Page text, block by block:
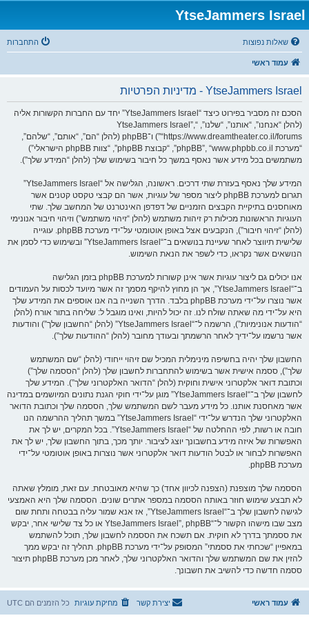
YtseJammers Israel
שאלות נפוצות התחברות
עמוד ראשי
YtseJammers Israel - מדיניות הפרטיות
הסכם זה מסביר בפירוט כיצד “YtseJammers Israel” יחד עם החברות הקשורות אליה
(להלן “אנחנו”, “אותנו”, “שלנו”, “YtseJammers Israel”,
“https://www.dreamtheater.co.il/forums”) ו־phpBB (להלן “הם”, “אותם”, “שלהם”,
“מערכת phpBB”, “www.phpbb.co.il”, “קבוצת phpBB”, “צוות phpBB הישראלי”)
משתמשים בכל מידע אשר נאסף במשך כל חיבור בשימוש שלך (להלן “המידע שלך”).
המידע שלך נאסף בעזרת שתי דרכים. ראשונה, הגלישה אל “YtseJammers Israel”
תגרום למערכת phpBB ליצור מספר של עוגיות, אשר הם קבצי טקסט קטנים אשר
מאוחסנים בתיקיית הקבצים הזמניים של דפדפן האינטרנט של המחשב שלך. שתי
העוגיות הראשונות מכילות רק זיהות משתמש (להלן “זיהוי משתמש”) וזיהוי חיבור אנונימי
(להלן “זיהוי חיבור”), הנקבעים אצל באופן אוטומטי על־ידי מערכת phpBB. עוגייה
שלישית תיווצר לאחר שעיינת בנושאים ב־“YtseJammers Israel” ובשימוש כדי לסמן את
הנושאים אשר נקראו, כדי לשפר את הנאת השימוש.
אנו יכולים גם ליצור עוגיות אשר אינן קשורות למערכת phpBB בזמן הגלישה
ב־“YtseJammers Israel”, אך הן מחוץ להיקף מסמך זה אשר מיועד לכסות על העמודים
אשר נוצרו על־ידי מערכת phpBB בלבד. הדרך השנייה בה אנו אוספים את המידע שלך
היא על־ידי מה שאתה שולח לנו. זה יכול להיות, ואינו מוגבל ל: שליחה בתור אורח (להלן
“הודעות אנונימיות”), הרשמה ל־“YtseJammers Israel” (להלן “החשבון שלך”) והודעות
אשר נרשמו על־ידיך לאחר הרשמתך ובעודך מחובר (להלן “ההודעות שלך”).
החשבון שלך יהיה בחשיפה מינימלית המכיל שם זיהוי ייחודי (להלן “שם המשתמש
שלך”), ססמה אישית אשר בשימוש להתחברות לחשבון שלך (להלן “הססמה שלך”)
וכתובת דואר אלקטרוני אישית וחוקית (להלן “הדואר האלקטרוני שלך”). המידע שלך
לחשבון שלך ב־“YtseJammers Israel” מוגן על־ידי חוקי הגנת נתונים המיושמים במדינה
אשר מאחסנת אותנו. כל מידע מעבר לשם המשתמש שלך, הססמה שלך וכתובת הדואר
האלקטרוני שלך הנדרש על־ידי “YtseJammers Israel” במשך תהליך ההרשמה הנו
חובה או רשות, לפי ההחלטה של “YtseJammers Israel”. בכל המקרים, יש לך את
האפשרות של איזה מידע בחשבונך יוצג לציבור. יותך מכך, בתוך החשבון שלך, יש לך את
האפשרות לבחור או לבטל הודעות דואר אלקטרוני אשר נוצרות באופן אוטומטי על־ידי
מערכת phpBB.
הססמה שלך מוצפנת (הצפנה לכיוון אחד) כך שהיא מאובטחת. עם זאת, מומלץ שאתה
לא תבצע שימוש חוזר באותה הססמה במספר אתרים שונים. הססמה שלך היא האמצעי
לגישה לחשבון שלך ב־“YtseJammers Israel”, אז אנא שמור עליה בבטחה ותחת שום
מצב שבו מישהו הקשור ל־“YtseJammers Israel”, phpBB או כל צד שלישי אחר, יבקש
את ססמתך בדרך לא חוקית. אם תשכח את הססמה לחשבון שלך, תוכל להשתמש
במאפיין “שכחתי את ססמתי” המסופק על־ידי מערכת phpBB. תהליך זה יבקש ממך
להזין את שם המשתמש שלך והדואר האלקטרוני שלך, לאחר מכן מערכת phpBB תיצור
ססמה חדשה כדי להשיב את חשבונך.
עמוד ראשי כל הזמנים הם UTC מחיקת עוגיות יצירת קשר